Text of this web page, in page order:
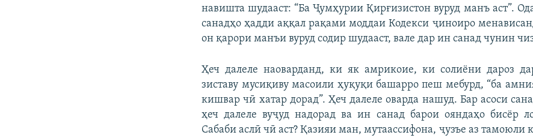
навишта шудааст: “Ба Ҷумҳурии Қирғизистон вуруд манъ аст”.
санадҳо ҳадди аққал рақами моддаи Кодекси ҷиноиро
он қарори манъи вуруд содир шудааст, вале дар ин санад чунин
Ҳеч далеле наоварданд, ки як амрикоие, ки солиёни дароз
зиставу мусиқиву масоили ҳуқуқи башарро пеш мебурд, “ба
кишвар чӣ хатар дорад”. Ҳеч далеле оварда нашуд. Бар асоси
ҳеч далеле вуҷуд надорад ва ин санад барои ояндаҳо бисёр
Сабаби аслӣ чӣ аст? Қазияи ман, мутаассифона, ҷузъе аз тамоюли